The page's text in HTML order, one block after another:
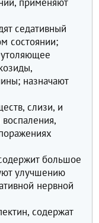
седативный
состоянии;
назначают
слизи, и
большое
улучшению
нервной
содержат